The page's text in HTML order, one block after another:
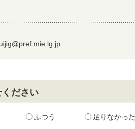
ださい
ふつう 足りなかった